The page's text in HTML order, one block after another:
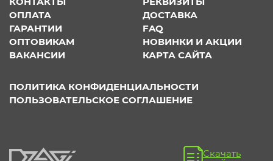
ОПЛАТА
ДОСТАВКА
ГАРАНТИИ
FAQ
ОПТОВИКАМ
НОВИНКИ И АКЦИИ
ВАКАНСИИ
КАРТА САЙТА
ПОЛИТИКА КОНФИДЕНЦИАЛЬНОСТИ
ПОЛЬЗОВАТЕЛЬСКОЕ СОГЛАШЕНИЕ
Скачать